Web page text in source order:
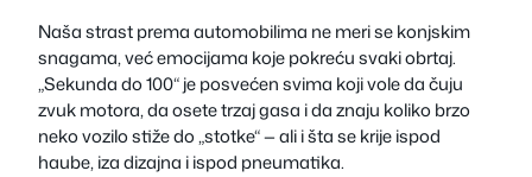
Naša strast prema automobilima ne meri se konjskim
snagama, već emocijama koje pokreću svaki obrtaj.
„Sekunda do 100“ je posvećen svima koji vole da čuju
zvuk motora, da osete trzaj gasa i da znaju koliko brzo
neko vozilo stiže do „stotke“ — ali i šta se krije ispod
haube, iza dizajna i ispod pneumatika.